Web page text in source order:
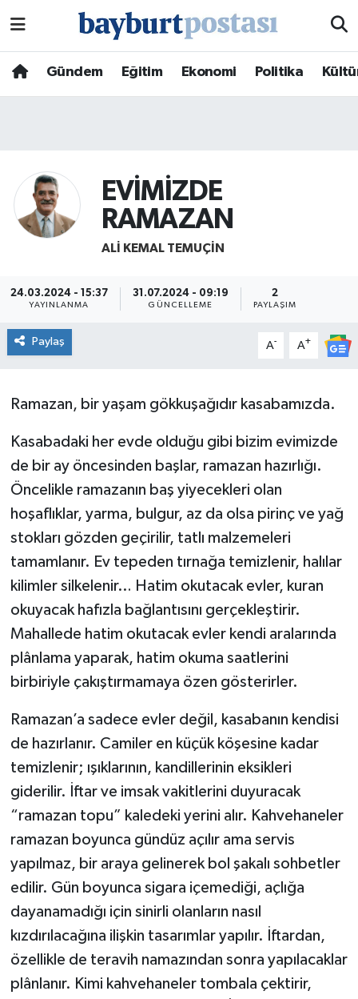
Gündem Eğitim Ekonomi Politika
EVİMİZDE
RAMAZAN
ALI KEMAL TEMUÇIN
24.03.2024 - 15:37
YAYINLANMA
31.07.2024 - 09:19
GÜNCELLEME
2
PAYLAŞIM
Paylaş A- A+
Ramazan, bir yaşam gökkuşağıdır kasabamızda.
Kasabadaki her evde olduğu gibi bizim evimizde
de bir ay öncesinden başlar, ramazan hazırlığı.
Öncelikle ramazanın baş yiyecekleri olan
hoşaflıklar, yarma, bulgur, az da olsa pirinç ve yağ
stokları gözden geçirilir, tatlı malzemeleri
tamamlanır. Ev tepeden tırnağa temizlenir, halılar
kilimler silkelenir… Hatim okutacak evler, kuran
okuyacak hafızla bağlantısını gerçekleştirir.
Mahallede hatim okutacak evler kendi aralarında
plânlama yaparak, hatim okuma saatlerini
birbiriyle çakıştırmamaya özen gösterirler.
Ramazan’a sadece evler değil, kasabanın kendisi
de hazırlanır. Camiler en küçük köşesine kadar
temizlenir; ışıklarının, kandillerinin eksikleri
giderilir. İftar ve imsak vakitlerini duyuracak
“ramazan topu” kaledeki yerini alır. Kahvehaneler
ramazan boyunca gündüz açılır ama servis
yapılmaz, bir araya gelinerek bol şakalı sohbetler
edilir. Gün boyunca sigara içemediği, açlığa
dayanamadığı için sinirli olanların nasıl
kızdırılacağına ilişkin tasarımlar yapılır. İftardan,
özellikle de teravih namazından sonra yapılacaklar
plânlanır. Kimi kahvehaneler tombala çektirir,
Trafik Durumu
Süper Lig Puan Durumu ve Fikstür
Son Dakika Haberleri
Haber Arşivi